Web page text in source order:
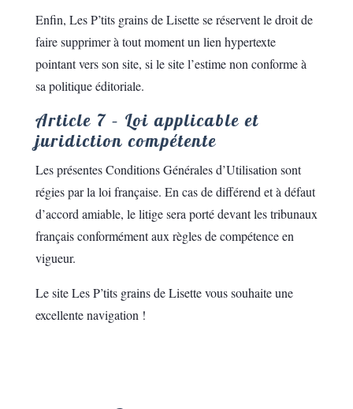
Enfin, Les P’tits grains de Lisette se réservent le droit de
faire supprimer à tout moment un lien hypertexte
pointant vers son site, si le site l’estime non conforme à
sa politique éditoriale.
Article 7 – Loi applicable et
juridiction compétente
Les présentes Conditions Générales d’Utilisation sont
régies par la loi française. En cas de différend et à défaut
d’accord amiable, le litige sera porté devant les tribunaux
français conformément aux règles de compétence en
vigueur.
Le site Les P’tits grains de Lisette vous souhaite une
excellente navigation !